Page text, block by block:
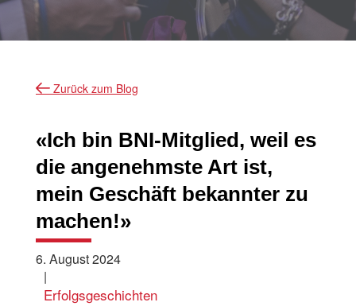
Zurück zum Blog
«Ich bin BNI-Mitglied, weil es
die angenehmste Art ist,
mein Geschäft bekannter zu
machen!»
6. August 2024
|
Erfolgsgeschichten